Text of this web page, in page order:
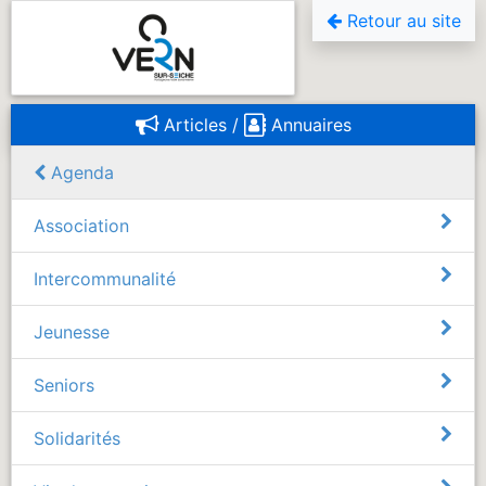
Retour au site
Articles / Annuaires
Agenda
Association
Intercommunalité
Jeunesse
Seniors
Solidarités